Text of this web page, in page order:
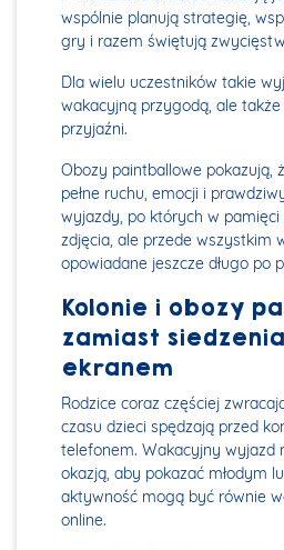
wspólnie planują strategię,
gry i razem świętują
Dla wielu uczestników takie
wakacyjną przygodą, ale
przyjaźni.
Obozy paintballowe pokazują,
pełne ruchu, emocji i
wyjazdy, po których w
zdjęcia, ale przede wszystkim
opowiadane jeszcze długo po
Kolonie i obozy
zamiast
ekranem
Rodzice coraz częściej
czasu dzieci spędzają przed
telefonem. Wakacyjny wyjazd
okazją, aby pokazać młodym
aktywność mogą być równie
online.